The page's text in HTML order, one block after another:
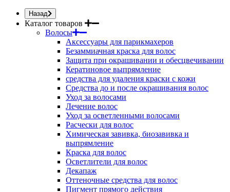
Назад
Каталог товаров
Волосы
Аксессуары для парикмахеров
Безаммиачная краска для волос
Защита при окрашивании и обесцвечивании
Кератиновое выпрямление
средства для удаления краски с кожи
Средства до и после окрашивания волос
Уход за волосами
Лечение волос
Уход за осветленными волосами
Расчески для волос
Химическая завивка, биозавивка и
выпрямление
Краска для волос
Осветлители для волос
Декапаж
Оттеночные средства для волос
Пигмент прямого действия